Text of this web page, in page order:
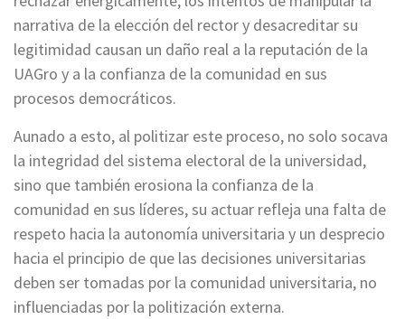
narrativa de la elección del rector y desacreditar su
legitimidad causan un daño real a la reputación de la
UAGro y a la confianza de la comunidad en sus
procesos democráticos.
Aunado a esto, al politizar este proceso, no solo socava
la integridad del sistema electoral de la universidad,
sino que también erosiona la confianza de la
comunidad en sus líderes, su actuar refleja una falta de
respeto hacia la autonomía universitaria y un desprecio
hacia el principio de que las decisiones universitarias
deben ser tomadas por la comunidad universitaria, no
influenciadas por la politización externa.